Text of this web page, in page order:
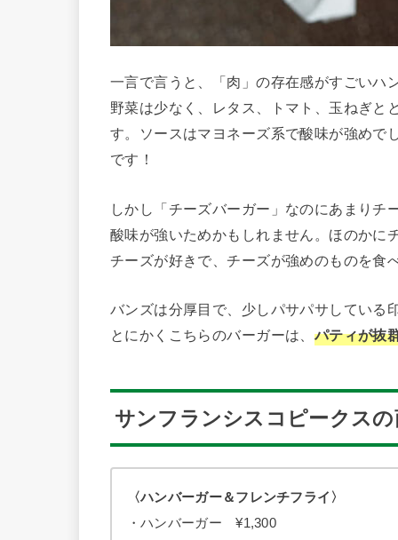
一言で言うと、「肉」の存在感がすごいハ
野菜は少なく、レタス、トマト、玉ねぎと
す。ソースはマヨネーズ系で酸味が強めで
です！
しかし「チーズバーガー」なのにあまりチ
酸味が強いためかもしれません。ほのかに
チーズが好きで、チーズが強めのものを食
バンズは分厚目で、少しパサパサしている
とにかくこちらのバーガーは、 パティが抜
サンフランシスコピークス
〈ハンバーガー＆フレンチフライ〉
・ハンバーガー ¥1,300